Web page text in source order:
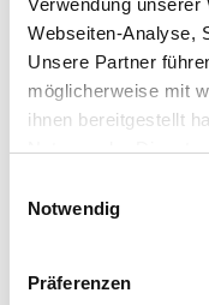
Webseiten-Analyse,
Unsere Partner
möglicherweise mit
ihnen bereitgestellt
Nutzung der Dienste
Notwendig
Präferenzen
Wir führen
dich durch
Unsere
Du hast von